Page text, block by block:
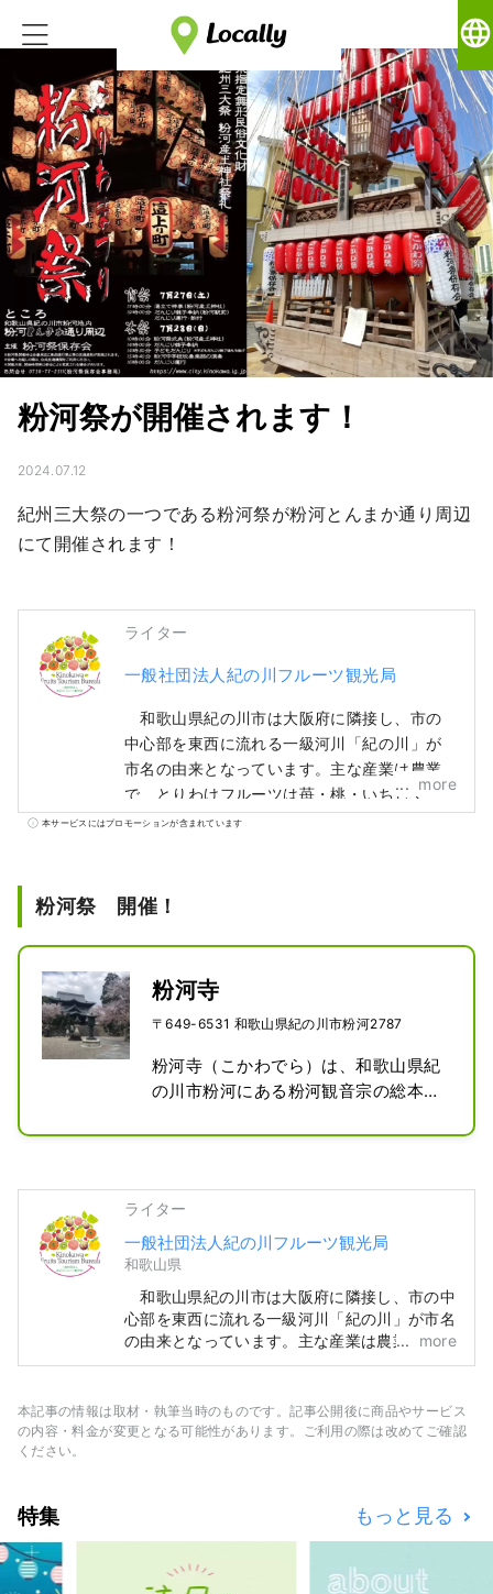
language
粉河祭が開催されます！
2024.07.12
紀州三大祭の一つである粉河祭が粉河とんまか通り周辺
にて開催されます！
ライター
一般社団法人紀の川フルーツ観光局
和歌山県紀の川市は大阪府に隣接し、市の
中心部を東西に流れる一級河川「紀の川」が
市名の由来となっています。主な産業は農業
で、とりわけフルーツは苺・桃・いちじく・
柿・キウイ・八朔など、一年を通じ収穫され
が黒くて甘い「紀の川柿」など、特徴的なフ
ルーツは多くの人に愛されています。また、
日本有数のパラグライダー発着場や世界一有
名なねこ駅長がいる貴志駅など、観光にも恵
まれています。 紀の川フルーツ観光局はフ
ルーツ特産品を販売している他、フルーツ収
穫体験などの観光旅行商品も取り扱っており
ます。お気軽にお問合せ下さい。
more
本サービスにはプロモーションが含まれています
粉河祭 開催！
粉河寺
〒649-6531 和歌山県紀の川市粉河2787
粉河寺（こかわでら）は、和歌山県紀
の川市粉河にある粉河観音宗の総本山
の中でも最大級の堂です。国指定名勝
の下の広場との高低差を利用して作ら
れており、日本庭園の中でも先例のな
い石組みの庭園です。
ライター
一般社団法人紀の川フルーツ観光局
和歌山県
和歌山県紀の川市は大阪府に隣接し、市の中
心部を東西に流れる一級河川「紀の川」が市名
の由来となっています。主な産業は農業で、と
りわけフルーツは苺・桃・いちじく・柿・キウ
一級品ブランド「あら川の桃」とその桃畑「ひ
と目十万本 桃源郷」や、中身が黒くて甘い
貴志駅など、観光にも恵まれています。 紀
の川フルーツ観光局はフルーツ特産品を販売し
ている他、フルーツ収穫体験などの観光旅行商
品も取り扱っております。お気軽にお問合せ下
more
本記事の情報は取材・執筆当時のものです。記事公開後に商品やサービス
の内容・料金が変更となる可能性があります。ご利用の際は改めてご確認
ください。
特集 もっと見る